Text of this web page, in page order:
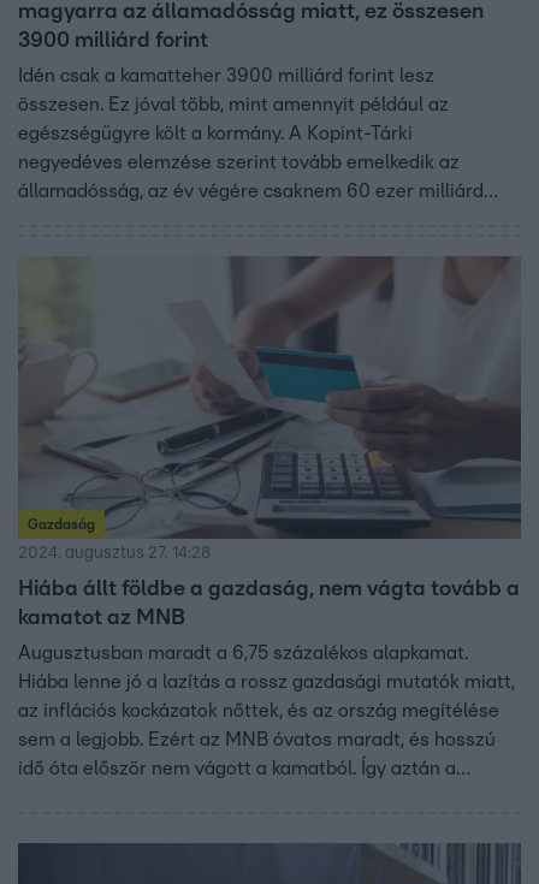
magyarra az államadósság miatt, ez összesen
3900 milliárd forint
Idén csak a kamatteher 3900 milliárd forint lesz
összesen. Ez jóval több, mint amennyit például az
egészségügyre költ a kormány. A Kopint-Tárki
negyedéves elemzése szerint tovább emelkedik az
államadósság, az év végére csaknem 60 ezer milliárd
Gazdaság
2024. augusztus 27. 14:28
Hiába állt földbe a gazdaság, nem vágta tovább a
kamatot az MNB
Augusztusban maradt a 6,75 százalékos alapkamat.
Hiába lenne jó a lazítás a rossz gazdasági mutatók miatt,
az inflációs kockázatok nőttek, és az ország megítélése
sem a legjobb. Ezért az MNB óvatos maradt, és hosszú
idő óta először nem vágott a kamatból. Így aztán a